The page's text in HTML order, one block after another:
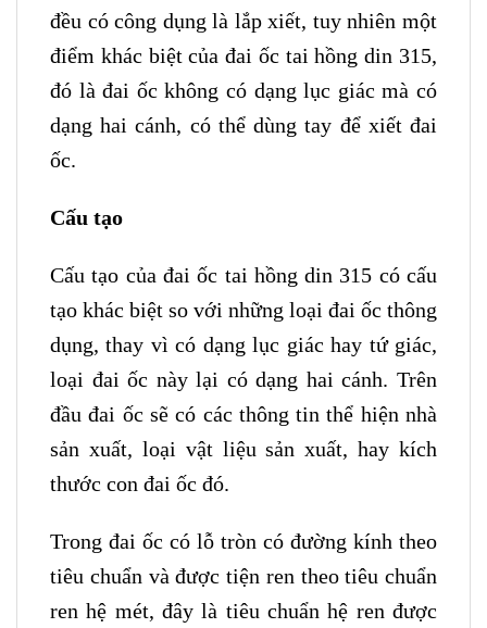
đều có công dụng là lắp xiết, tuy nhiên một
điểm khác biệt của đai ốc tai hồng din 315,
đó là đai ốc không có dạng lục giác mà có
dạng hai cánh, có thể dùng tay để xiết đai
ốc.
Cấu tạo
Cấu tạo của đai ốc tai hồng din 315 có cấu
tạo khác biệt so với những loại đai ốc thông
dụng, thay vì có dạng lục giác hay tứ giác,
loại đai ốc này lại có dạng hai cánh. Trên
đầu đai ốc sẽ có các thông tin thể hiện nhà
sản xuất, loại vật liệu sản xuất, hay kích
thước con đai ốc đó.
Trong đai ốc có lỗ tròn có đường kính theo
tiêu chuẩn và được tiện ren theo tiêu chuẩn
ren hệ mét, đây là tiêu chuẩn hệ ren được